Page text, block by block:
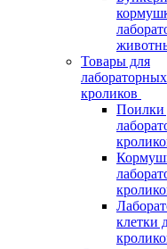
Товары для
лабораторных
кроликов
Поилки
клетки